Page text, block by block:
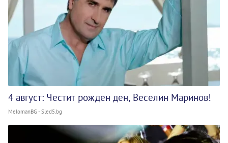
4 август: Честит рожден ден, Веселин Маринов!
MelomanBG - Sled5.bg